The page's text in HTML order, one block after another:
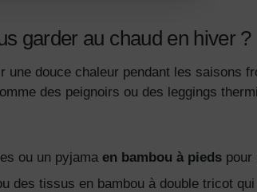
garder au chaud en hiver ?
douce chaleur pendant les saisons
des peignoirs ou des leggings
ou un pyjama en bambou à pieds pour
des tissus en bambou à double tricot